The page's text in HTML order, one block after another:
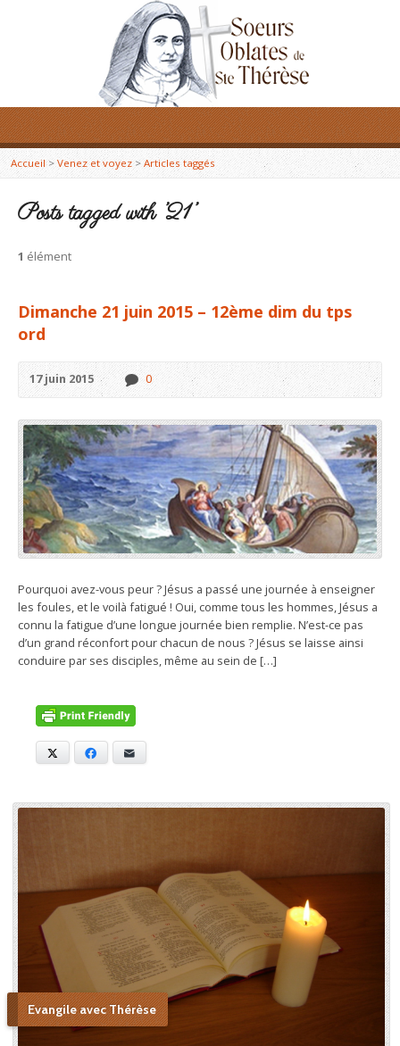
Accueil> Venez et voyez > Articles taggés
Posts tagged with ’21’
1 élément
Dimanche 21 juin 2015 – 12ème dim du tps
ord
17 juin 2015 0
Pourquoi avez-vous peur ? Jésus a passé une journée à enseigner
les foules, et le voilà fatigué ! Oui, comme tous les hommes, Jésus a
connu la fatigue d’une longue journée bien remplie. N’est-ce pas
d’un grand réconfort pour chacun de nous ? Jésus se laisse ainsi
conduire par ses disciples, même au sein de […]
Facebook
Evangile avec Thérèse